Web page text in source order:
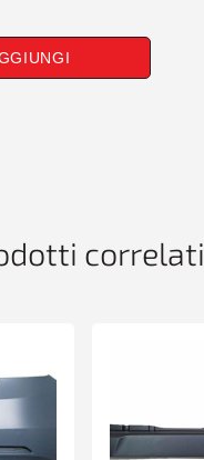
correlati